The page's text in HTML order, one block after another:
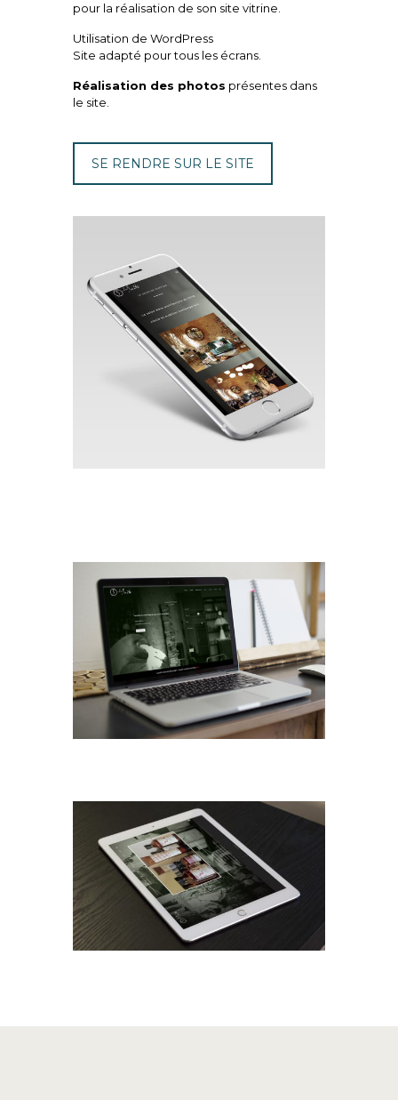
pour la réalisation de son site vitrine.
Utilisation de WordPress
Site adapté pour tous les écrans.
Réalisation des photos présentes dans
le site.
SE RENDRE SUR LE SITE